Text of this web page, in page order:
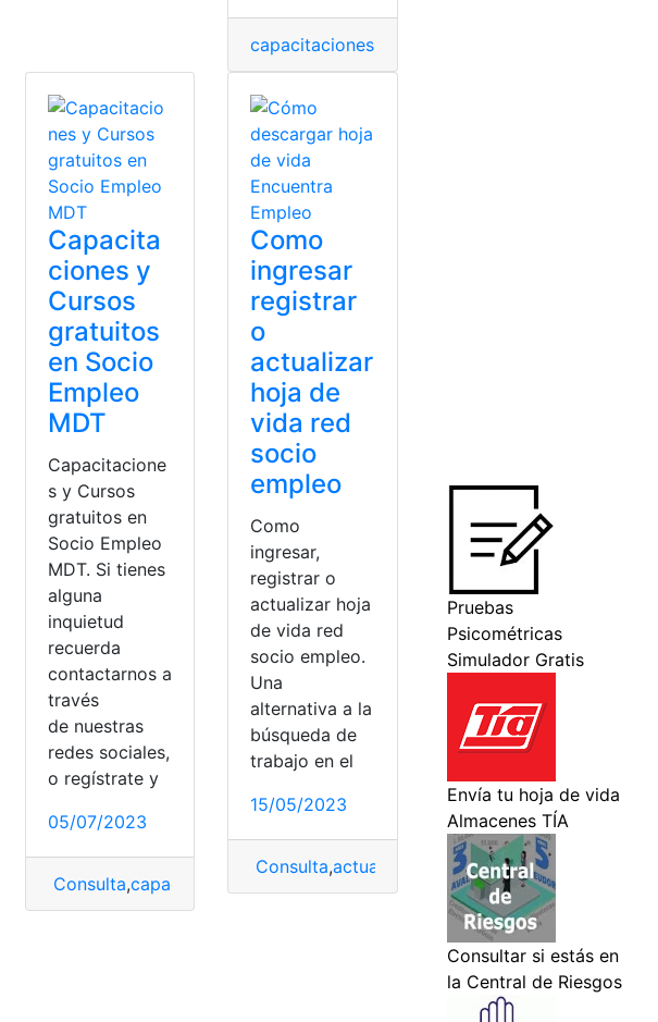
capacitaciones
Red Socio Empleo,Socio Empleo
Capacita
ciones y
Cursos
gratuitos
en Socio
Empleo
MDT
Capacitacione
s y Cursos
gratuitos en
Socio Empleo
MDT. Si tienes
alguna
inquietud
recuerda
contactarnos a
través
de nuestras
redes sociales,
o regístrate y
05/07/2023
Consulta,capacitaciones gratuitos,socio,Socio
Como
ingresar
registrar
o
actualizar
hoja de
vida red
socio
empleo
Como
ingresar,
registrar o
actualizar hoja
de vida red
socio empleo.
Una
alternativa a la
búsqueda de
trabajo en el
15/05/2023
Consulta,actualizar Actualizar datos